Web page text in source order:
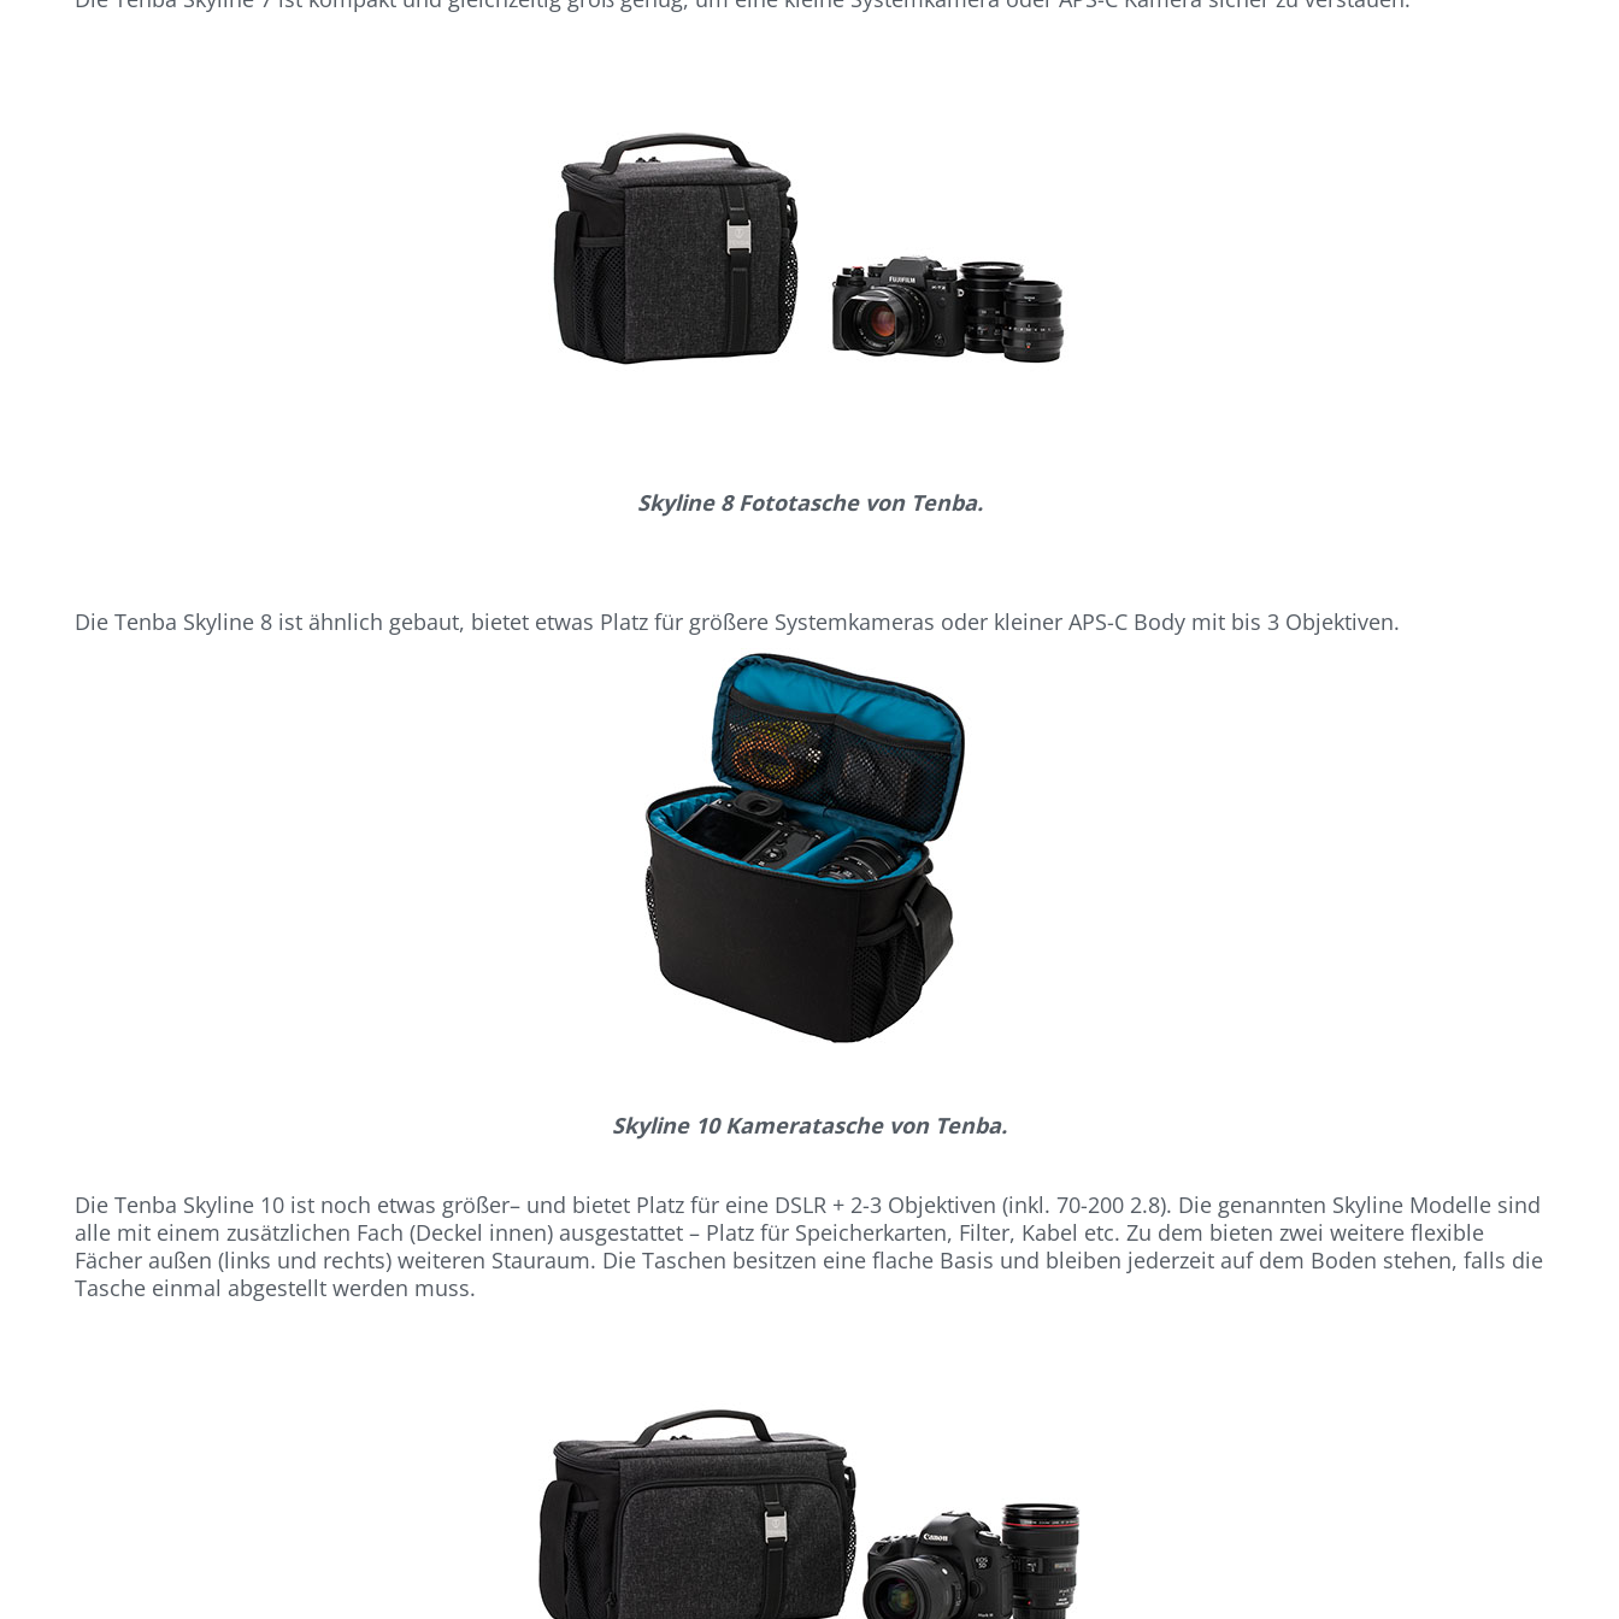
Skyline 8 Fototasche von Tenba.
Die Tenba Skyline 8 ist ähnlich gebaut, bietet etwas Platz für größere Systemkameras oder kleiner APS-C Body mit bis 3 Objektiven.
Skyline 10 Kameratasche von Tenba.
Die Tenba Skyline 10 ist noch etwas größer– und bietet Platz für eine DSLR + 2-3 Objektiven (inkl. 70-200 2.8). Die genannten Skyline Modelle sind
alle mit einem zusätzlichen Fach (Deckel innen) ausgestattet – Platz für Speicherkarten, Filter, Kabel etc. Zu dem bieten zwei weitere flexible
Fächer außen (links und rechts) weiteren Stauraum. Die Taschen besitzen eine flache Basis und bleiben jederzeit auf dem Boden stehen, falls die
Tasche einmal abgestellt werden muss.